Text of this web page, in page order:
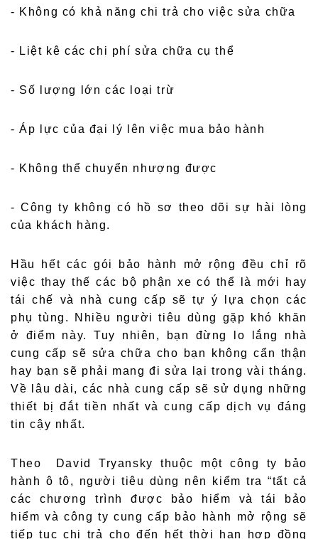
- Không có khả năng chi trả cho việc sửa chữa
- Liệt kê các chi phí sửa chữa cụ thể
- Số lượng lớn các loại trừ
- Áp lực của đại lý lên việc mua bảo hành
- Không thể chuyển nhượng được
- Công ty không có hồ sơ theo dõi sự hài lòng
của khách hàng.
Hầu hết các gói bảo hành mở rộng đều chỉ rõ
việc thay thế các bộ phận xe có thể là mới hay
tái chế và nhà cung cấp sẽ tự ý lựa chọn các
phụ tùng. Nhiều người tiêu dùng gặp khó khăn
ở điểm này. Tuy nhiên, bạn đừng lo lắng nhà
cung cấp sẽ sửa chữa cho bạn không cẩn thận
hay bạn sẽ phải mang đi sửa lại trong vài tháng.
Về lâu dài, các nhà cung cấp sẽ sử dụng những
thiết bị đắt tiền nhất và cung cấp dịch vụ đáng
tin cậy nhất.
Theo David Tryansky thuộc một công ty bảo
hành ô tô, người tiêu dùng nên kiểm tra “tất cả
các chương trình được bảo hiểm và tái bảo
hiểm và công ty cung cấp bảo hành mở rộng sẽ
tiếp tục chi trả cho đến hết thời hạn hợp đồng